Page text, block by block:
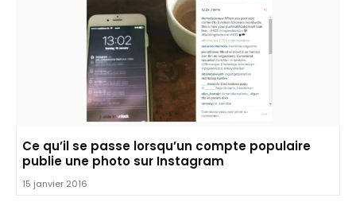
Ce qu’il se passe lorsqu’un compte populaire
publie une photo sur Instagram
15 janvier 2016